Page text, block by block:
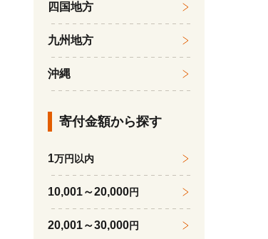
四国地方
九州地方
沖縄
寄付金額から探す
1万円以内
10,001～20,000円
20,001～30,000円